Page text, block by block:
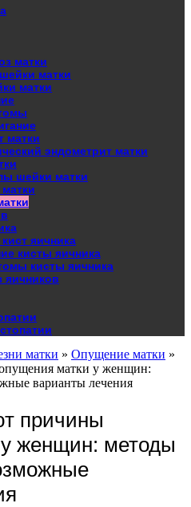
матки
матки
матки
матки
эндометрит матки
шейки матки
яичника
кисты яичника
кисты яичника
яичников
матки » Опущение матки »
матки у женщин:
варианты лечения
причины
женщин: методы